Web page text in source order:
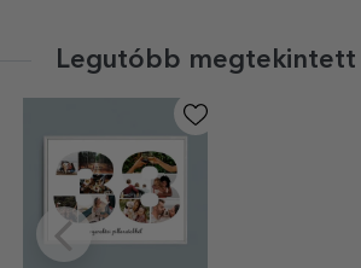
Legutóbb